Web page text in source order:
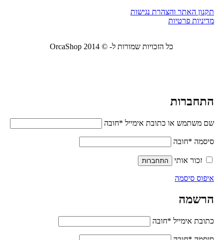
תקנון האתר והצהרת נגישות
מדיניות פרטיות
כל הזכויות שמורות ל- © 2014 OrcaShop
התחברות
שם משתמש או כתובת אימייל *חובה
סיסמה *חובה
זכור אותי התחברות
איפוס סיסמה
הרשמה
כתובת אימייל *חובה